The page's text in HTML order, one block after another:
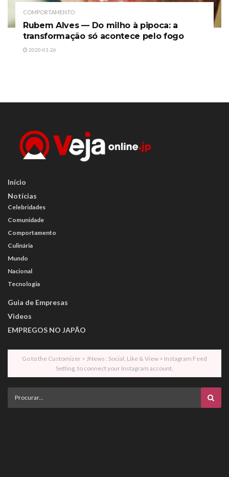
COMPORTAMENTO
Rubem Alves — Do milho à pipoca: a
transformação só acontece pelo fogo
2020-01-26
Início
Notícias
Celebridades
Comunidade
Comportamento
Culinária
Mundo
Nacional
Tecnologia
Guia de Empresas
Videos
EMPREGOS NO JAPÃO
Go to the Customizer > JNews : Social, Like & View > Instagram Feed
Setting, to connect your Instagram account.